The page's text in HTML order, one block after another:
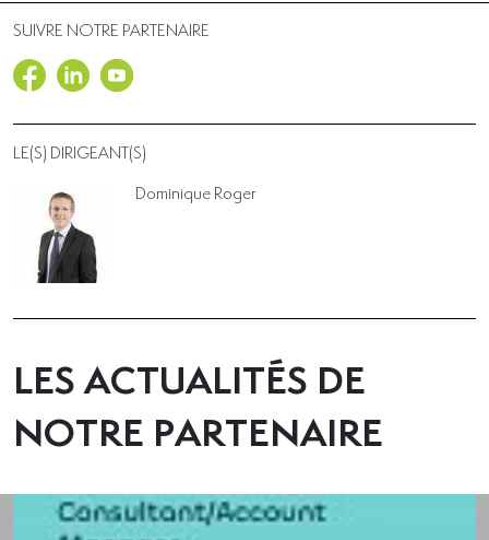
SUIVRE NOTRE PARTENAIRE
LE(S) DIRIGEANT(S)
Dominique Roger
LES ACTUALITÉS DE
NOTRE PARTENAIRE